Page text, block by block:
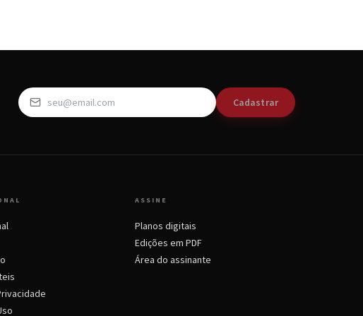
Cadastrar
ASSINE
Planos digitais
Edições em PDF
Área do assinante